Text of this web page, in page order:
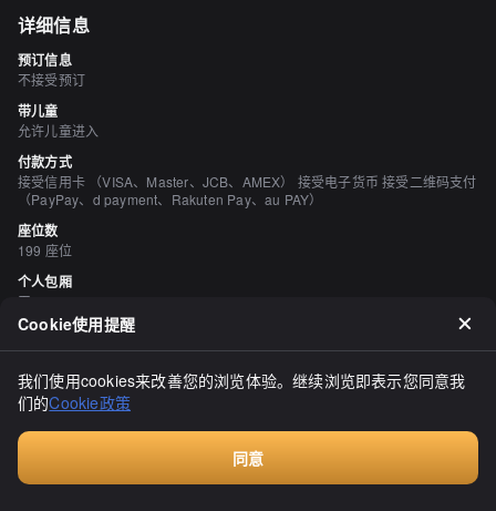
详细信息
预订信息
不接受预订
带儿童
允许儿童进入
付款方式
接受信用卡 （VISA、Master、JCB、AMEX） 接受电子货币 接受二维码支付
（PayPay、d payment、Rakuten Pay、au PAY）
座位数
199 座位
个人包厢
无
吸烟与禁烟
所有座位均禁止吸烟
停车场
有 52
Cookie使用提醒
我们使用cookies来改善您的浏览体验。继续浏览即表示您同意我
们的Cookie政策
同意